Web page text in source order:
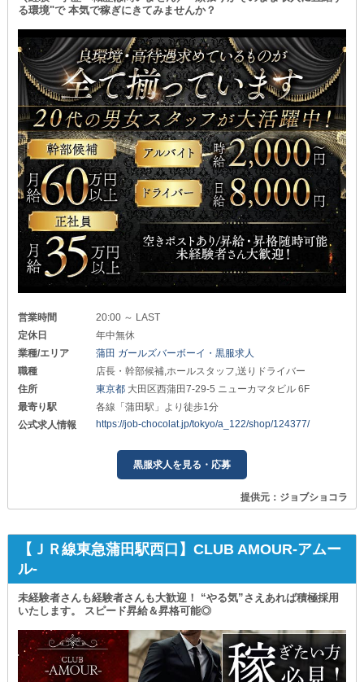
る環境"で 本気で稼ぎにきてみませんか？
営業時間
20:00 ～ LAST
定休日
年中無休
業種/エリア
蒲田 ガールズバーボーイ・黒服求人
職種
店長・幹部候補,ホールスタッフ,送りドライバー
住所
東京都 大田区西蒲田7-29-5 ニューカマタビル 6F
最寄り駅
各線「蒲田駅」より徒歩1分
公式求人情報
https://job-chocolat.jp/tokyo/a_122/shop/124377/
黒服求人を見る・応募
提供元：ジョブショコラ
【ＪＲ線東急蒲田駅西口】CLUB AMOUR-アムー
ル-
未経験者さんも経験者さんも大歓迎！ “やる気”さえあれば積極採用
いたします。 スピード昇給＆昇格可能◎